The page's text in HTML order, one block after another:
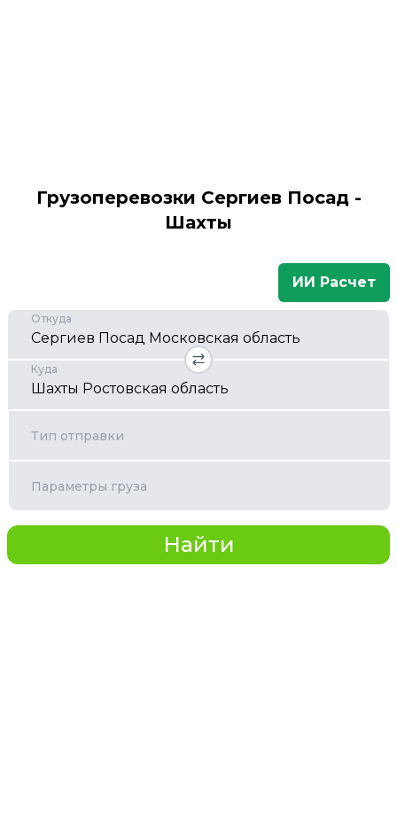
Грузоперевозки Сергиев Посад -
Шахты
ИИ Расчет
Откуда
Куда
Тип отправки
Параметры груза
Найти